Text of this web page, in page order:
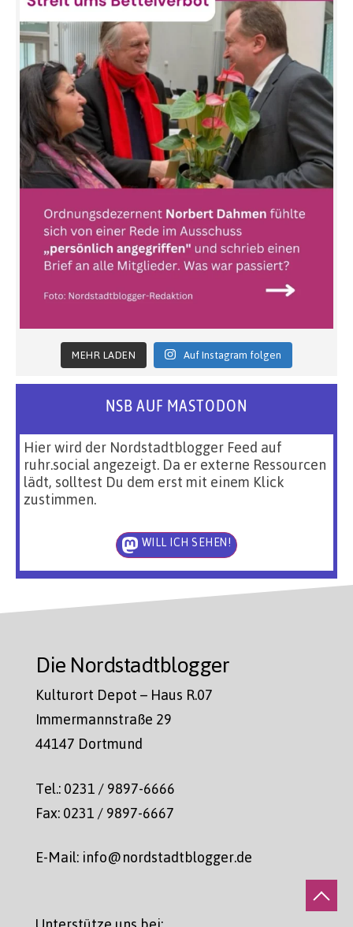
MEHR LADEN Auf Instagram folgen
NSB AUF MASTODON
Hier wird der Nordstadtblogger Feed auf
ruhr.social angezeigt. Da er externe Ressourcen
lädt, solltest Du dem erst mit einem Klick
zustimmen.
WILL ICH SEHEN!
Die Nordstadtblogger
Kulturort Depot – Haus R.07
Immermannstraße 29
44147 Dortmund
Tel.: 0231 / 9897-6666
Fax: 0231 / 9897-6667
E-Mail: info@nordstadtblogger.de